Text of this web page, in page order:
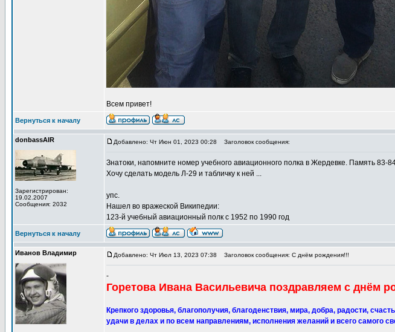
Всем привет!
Вернуться к началу
donbassAIR
Зарегистрирован:
19.02.2007
Сообщения: 2032
Добавлено: Чт Июн 01, 2023 00:28 Заголовок сообщения:
Знатоки, напомните номер учебного авиационного полка в Жердевке. Память 83-
Хочу сделать модель Л-29 и табличку к ней ...
упс.
Нашел во вражеской Википедии:
123-й учебный авиационный полк с 1952 по 1990 год
Вернуться к началу
Иванов Владимир Добавлено: Чт Июл 13, 2023 07:38 Заголовок сообщения: С днём рождения!!!
-
Горетова Ивана Васильевича поздравляем с днём
Крепкого здоровья, благополучия, благоденствия, мира, добра, радости,
удачи в делах и по всем направлениям, исполнения желаний и всего самого